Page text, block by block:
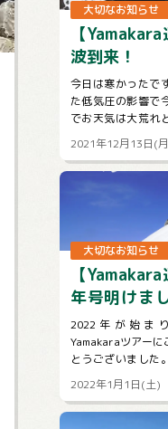
大切なお知らせ
【
波到来！
今日は寒かったで
た低気圧の影響で
でお天気は大荒れ
れるのはいいです
と。。。明日から
山...
2021年12月13日(
大切なお知らせ
【
年号明けま
ございます
2022年が始ま
Yamakaraツアー
とうございました
を企画し、皆様の
ります。引き続き
2022年1月1日(土)